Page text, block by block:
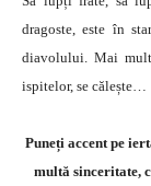
dragoste, este în
diavolului. Mai mult
ispitelor, se călește…
Puneți accent pe
multă sinceritate,